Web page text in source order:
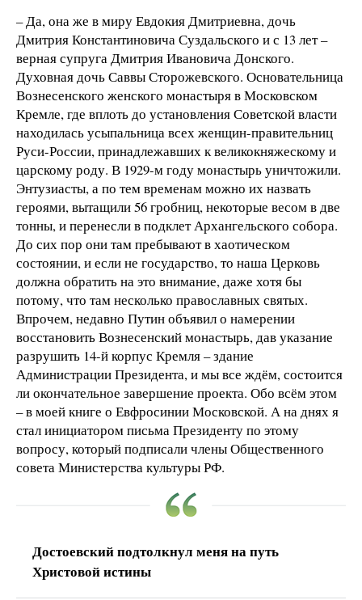
– Да, она же в миру Евдокия Дмитриевна, дочь
Дмитрия Константиновича Суздальского и с 13 лет –
верная супруга Дмитрия Ивановича Донского.
Духовная дочь Саввы Сторожевского. Основательница
Вознесенского женского монастыря в Московском
Кремле, где вплоть до установления Советской власти
находилась усыпальница всех женщин-правительниц
Руси-России, принадлежавших к великокняжескому и
царскому роду. В 1929-м году монастырь уничтожили.
Энтузиасты, а по тем временам можно их назвать
героями, вытащили 56 гробниц, некоторые весом в две
тонны, и перенесли в подклет Архангельского собора.
До сих пор они там пребывают в хаотическом
состоянии, и если не государство, то наша Церковь
должна обратить на это внимание, даже хотя бы
потому, что там несколько православных святых.
Впрочем, недавно Путин объявил о намерении
восстановить Вознесенский монастырь, дав указание
разрушить 14-й корпус Кремля – здание
Администрации Президента, и мы все ждём, состоится
ли окончательное завершение проекта. Обо всём этом
– в моей книге о Евфросинии Московской. А на днях я
стал инициатором письма Президенту по этому
вопросу, который подписали члены Общественного
совета Министерства культуры РФ.
Достоевский подтолкнул меня на путь
Христовой истины